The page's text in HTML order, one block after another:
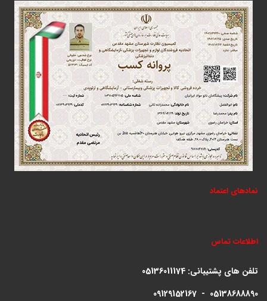
نمادهای اعتماد
اطلاعات تماس
تلفن های پشتیبانی: 05136011174
09129152167 - 05138688890